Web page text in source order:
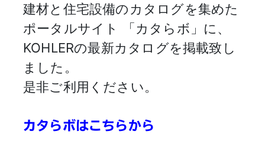
建材と住宅設備のカタログを集めた
ポータルサイト 「カタらボ」に、
KOHLERの最新カタログを掲載致し
ました。
是非ご利用ください。
カタらボはこちらから